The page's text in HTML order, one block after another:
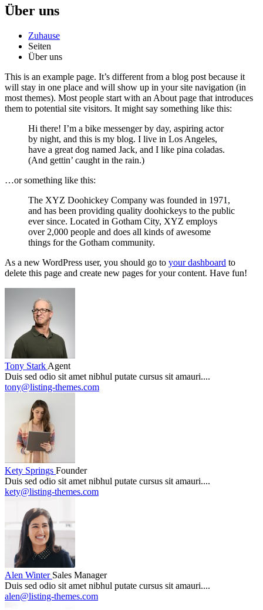
Über uns
Zuhause
Seiten
Über uns
This is an example page. It’s different from a blog post because it
will stay in one place and will show up in your site navigation (in
most themes). Most people start with an About page that introduces
them to potential site visitors. It might say something like this:
Hi there! I’m a bike messenger by day, aspiring actor
by night, and this is my blog. I live in Los Angeles,
have a great dog named Jack, and I like pina coladas.
(And gettin’ caught in the rain.)
…or something like this:
The XYZ Doohickey Company was founded in 1971,
and has been providing quality doohickeys to the public
ever since. Located in Gotham City, XYZ employs
over 2,000 people and does all kinds of awesome
things for the Gotham community.
As a new WordPress user, you should go to your dashboard to
delete this page and create new pages for your content. Have fun!
Tony Stark Agent
Duis sed odio sit amet nibhul putate cursus sit amauri....
tony@listing-themes.com
Kety Springs Founder
Duis sed odio sit amet nibhul putate cursus sit amauri....
kety@listing-themes.com
Alen Winter Sales Manager
Duis sed odio sit amet nibhul putate cursus sit amauri....
alen@listing-themes.com